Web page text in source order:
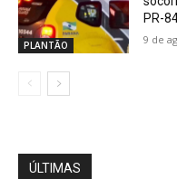
PLANTÃO
PR-
9 de
ÚLTIMAS